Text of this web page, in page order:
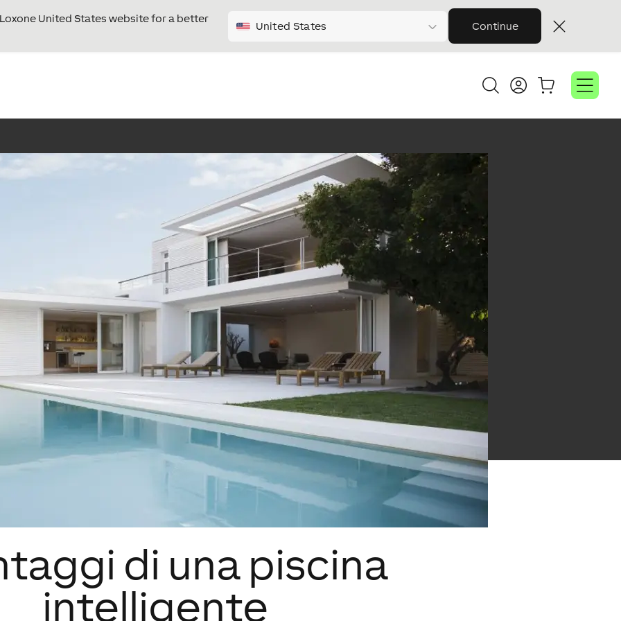
United States website for a better
United States Continue
di una piscina
intelligente